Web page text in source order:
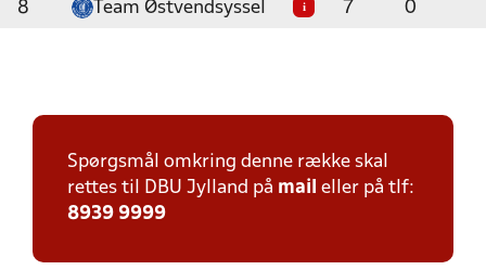
8 Team Østvendsyssel i 7 0
Spørgsmål omkring denne række skal
rettes til DBU Jylland på mail eller på tlf:
8939 9999